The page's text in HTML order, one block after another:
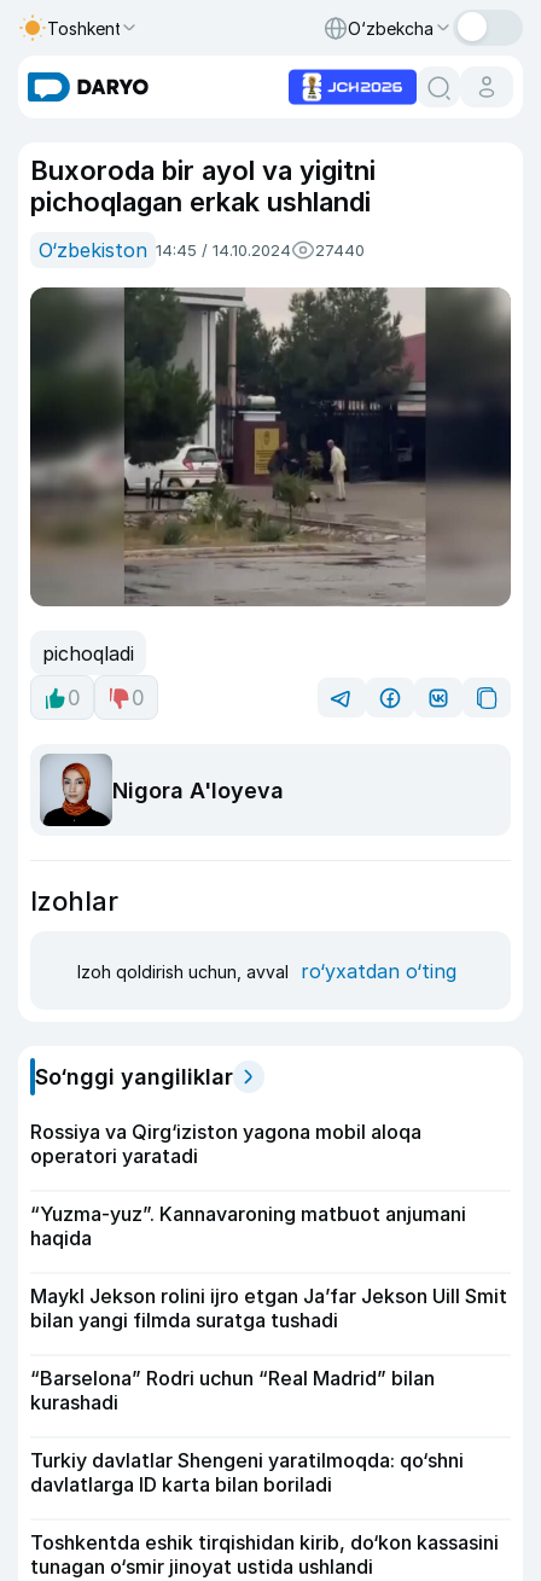
Toshkent O‘zbekcha
Buxoroda bir ayol va yigitni
pichoqlagan erkak ushlandi
O‘zbekiston 14:45 / 14.10.2024 27440
pichoqladi
0
0
Nigora A'loyeva
Izohlar
Izoh qoldirish uchun, avval ro‘yxatdan o‘ting
So‘nggi yangiliklar
Rossiya va Qirg‘iziston yagona mobil aloqa
operatori yaratadi
“Yuzma-yuz”. Kannavaroning matbuot anjumani
haqida
Maykl Jekson rolini ijro etgan Ja’far Jekson Uill Smit
bilan yangi filmda suratga tushadi
“Barselona” Rodri uchun “Real Madrid” bilan
kurashadi
Turkiy davlatlar Shengeni yaratilmoqda: qo‘shni
davlatlarga ID karta bilan boriladi
Toshkentda eshik tirqishidan kirib, do‘kon kassasini
tunagan o‘smir jinoyat ustida ushlandi